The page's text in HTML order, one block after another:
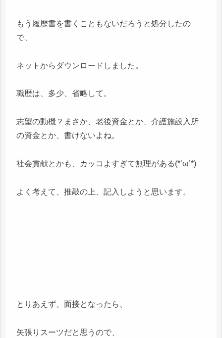
もう履歴書を書くこともないだろうと処分したの
で、
ネットからダウンロードしました。
職歴は、多少、省略して。
志望の動機？まさか、老後資金とか、介護施設入所
の資金とか、書けないよね。
社会貢献とかも、カッコよすぎて無理がある(*’ω’*)
よく考えて、推敲の上、記入しようと思います。
とりあえず、面接となったら、
矢張りスーツだと思うので、